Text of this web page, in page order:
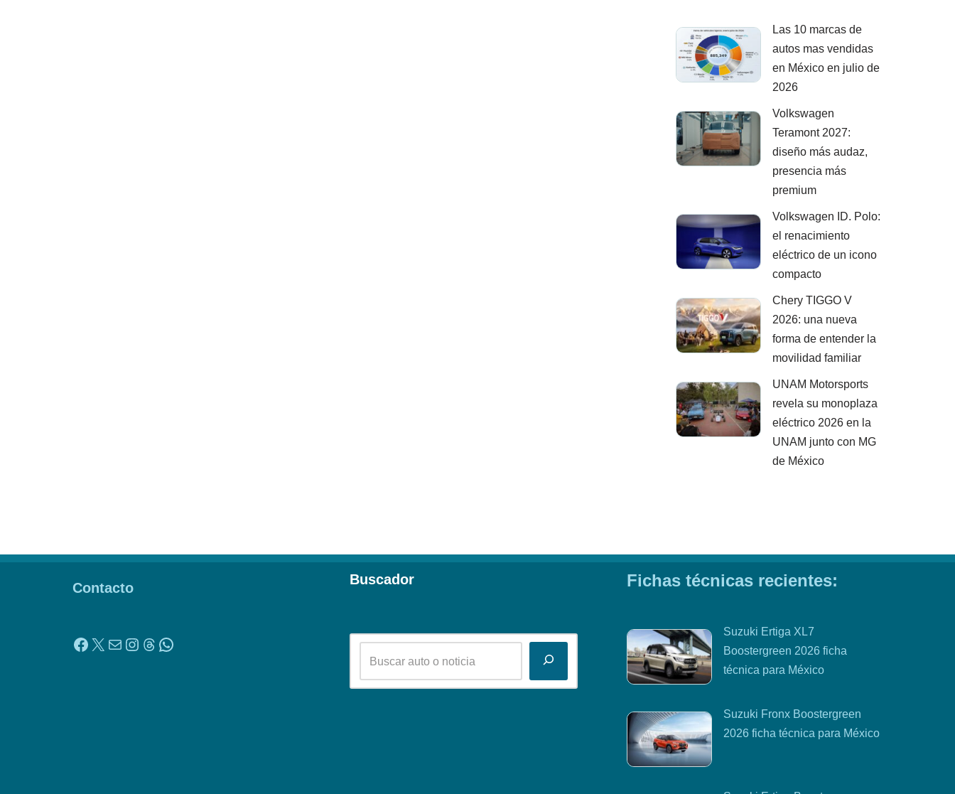
Las 10 marcas de
autos mas vendidas
en México en julio de
2026
Volkswagen
Teramont 2027:
diseño más audaz,
presencia más
premium
Volkswagen ID. Polo:
el renacimiento
eléctrico de un icono
compacto
Chery TIGGO V
2026: una nueva
forma de entender la
movilidad familiar
UNAM Motorsports
revela su monoplaza
eléctrico 2026 en la
UNAM junto con MG
de México
Contacto
Buscador Fichas técnicas recientes:
Suzuki Ertiga XL7
Boostergreen 2026 ficha
técnica para México
Suzuki Fronx Boostergreen
2026 ficha técnica para México